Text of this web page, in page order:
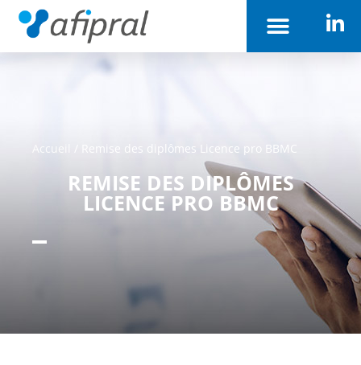
Accueil / Remise des diplômes Licence pro BBMC
REMISE DES DIPLÔMES
LICENCE PRO BBMC